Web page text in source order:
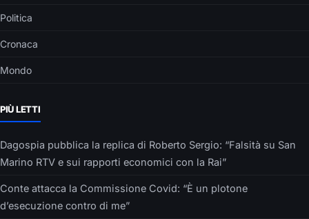
Politica
Cronaca
Mondo
PIÙ LETTI
Dagospia pubblica la replica di Roberto Sergio: “Falsità su San
Marino RTV e sui rapporti economici con la Rai”
Conte attacca la Commissione Covid: “È un plotone
d’esecuzione contro di me”